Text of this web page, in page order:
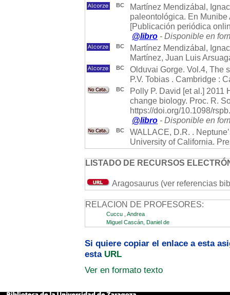
BC
Martínez Mendizábal,
paleontológica. En
[Publicación periódica
@libro - Disponible en
BC
Martínez Mendizábal,
Martínez, Juan Luis
BC
Olduvai Gorge. Vol.4, The
P.V. Tobias . Cambridge :
BC
Polly P. David [et al.] 2011
change biology. Proc. R.
https://doi.org/10.1098/
@libro - Disponible en
BC
WALLACE, D.R. .
University of California.
LISTADO DE RECURSOS
Aragosaurus (ver referencias
RELACION DE PROFESORES:
Cuccu , Andrea
Miguel Cascán, Daniel de
Si quiere copiar el enlace a esta
esta URL
Ver en formato texto